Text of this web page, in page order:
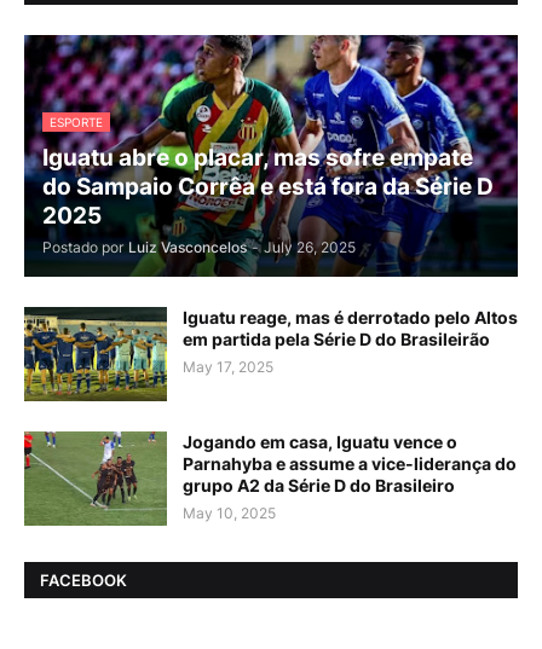
ESPORTE
Iguatu abre o placar, mas sofre empate
do Sampaio Corrêa e está fora da Série D
2025
Postado por Luiz Vasconcelos - July 26, 2025
Iguatu reage, mas é derrotado pelo Altos
em partida pela Série D do Brasileirão
May 17, 2025
Jogando em casa, Iguatu vence o
Parnahyba e assume a vice-liderança do
grupo A2 da Série D do Brasileiro
May 10, 2025
FACEBOOK